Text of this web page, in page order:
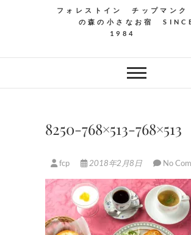
フォレストイン チップマン
の森の小さなお宿
1984
8250-768×513-768×513
fcp 2018年2月8日 No